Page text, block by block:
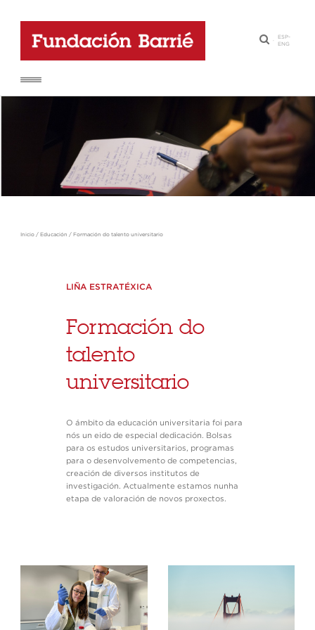
·
ESP-
ENG
Inicio / Educación / Formación do talento universitario
LIÑA ESTRATÉXICA
Formación do
talento
universitario
O ámbito da educación universitaria foi para
nós un eido de especial dedicación. Bolsas
para os estudos universitarios, programas
para o desenvolvemento de competencias,
creación de diversos institutos de
investigación. Actualmente estamos nunha
etapa de valoración de novos proxectos.